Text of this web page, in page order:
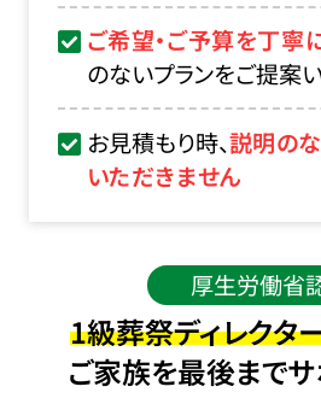
ご希望・ご予算を丁寧
のないプランをご提案
お見積もり時、説明の
いただきません
厚生労働省
1級葬祭ディレクタ
ご家族を最後まで